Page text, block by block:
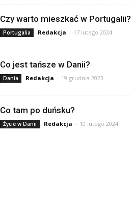
Czy warto mieszkać w Portugalii?
Portugalia Redakcja - 17 lutego 2024
Co jest tańsze w Danii?
Dania Redakcja - 19 grudnia 2023
Co tam po duńsku?
Życie w Danii Redakcja - 10 lutego 2024